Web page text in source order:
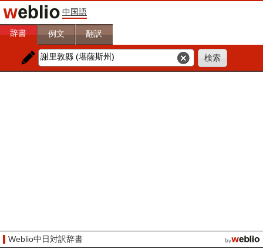
中国語
辞書 例文 翻訳
Weblio中日対訳辞書